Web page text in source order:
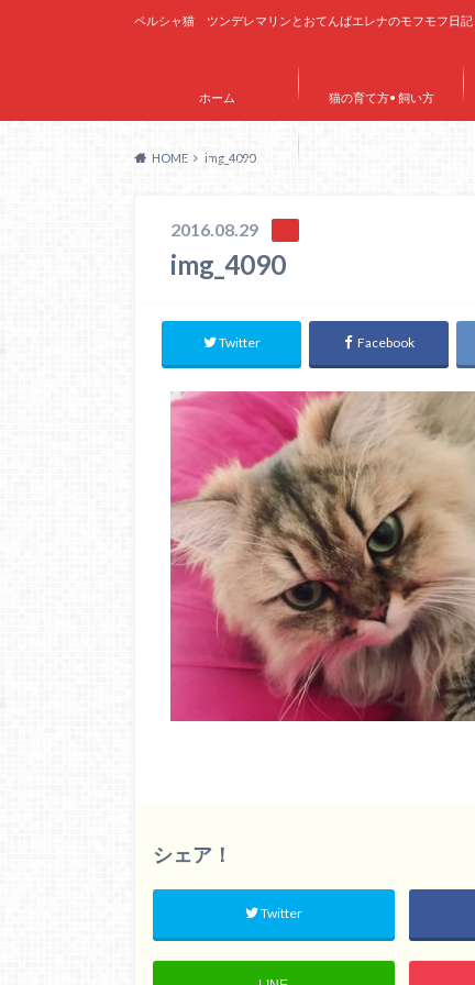
ペルシャ猫 ツンデレマリンとおてんばエレナのモフモフ日記
ホーム 猫の育て方• 飼い方
サイトマップ
HOME img_4090
2016.08.29
img_4090
Twitter Facebook
シェア！
Twitter